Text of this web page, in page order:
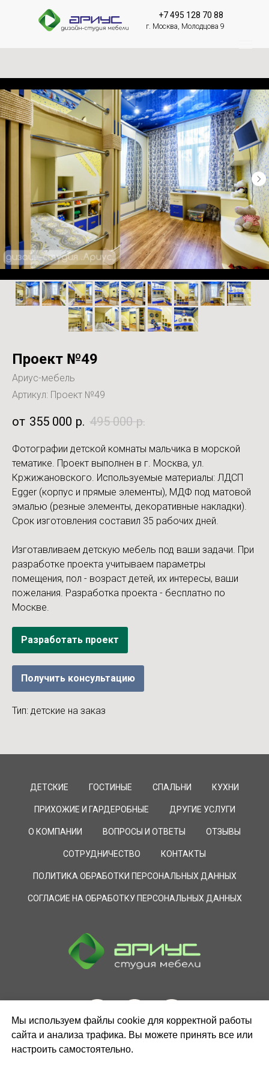
+7 495 128 70 88
г. Москва, Молодцова 9
Проект №49
Ариус-мебель
Артикул: Проект №49
355 000 р. 495 000 р.
Фотографии детской комнаты мальчика в морской
тематике. Проект выполнен в г. Москва, ул.
Кржижановского. Используемые материалы: ЛДСП
Egger (корпус и прямые элементы), МДФ под матовой
эмалью (резные элементы, декоративные накладки).
Срок изготовления составил 35 рабочих дней.
Изготавливаем детскую мебель под ваши задачи. При
разработке проекта учитываем параметры
помещения, пол - возраст детей, их интересы, ваши
пожелания. Разработка проекта - бесплатно по
Москве.
Разработать проект
Получить консультацию
Тип: детские на заказ
ДЕТСКИЕ ГОСТИНЫЕ СПАЛЬНИ КУХНИ
ПРИХОЖИЕ И ГАРДЕРОБНЫЕ ДРУГИЕ УСЛУГИ
О КОМПАНИИ ВОПРОСЫ И ОТВЕТЫ ОТЗЫВЫ
СОТРУДНИЧЕСТВО КОНТАКТЫ
ПОЛИТИКА ОБРАБОТКИ ПЕРСОНАЛЬНЫХ ДАННЫХ
СОГЛАСИЕ НА ОБРАБОТКУ ПЕРСОНАЛЬНЫХ ДАННЫХ
Мы используем файлы cookie для корректной работы
сайта и анализа трафика. Вы можете принять все или
настроить самостоятельно.